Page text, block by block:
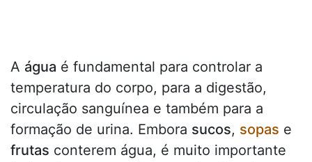
A água é fundamental para controlar a
temperatura do corpo, para a digestão,
circulação sanguínea e também para a
formação de urina. Embora sucos, sopas e
frutas conterem água, é muito importante